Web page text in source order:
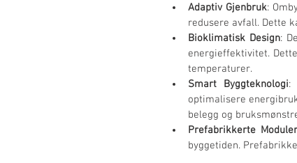
Adaptiv Gjenbruk:
redusere avfall. Dette
Bioklimatisk Design:
energieffektivitet.
temperaturer.
Smart Byggteknologi:
optimalisere
belegg og
Prefabrikkerte Moduler
byggetiden.